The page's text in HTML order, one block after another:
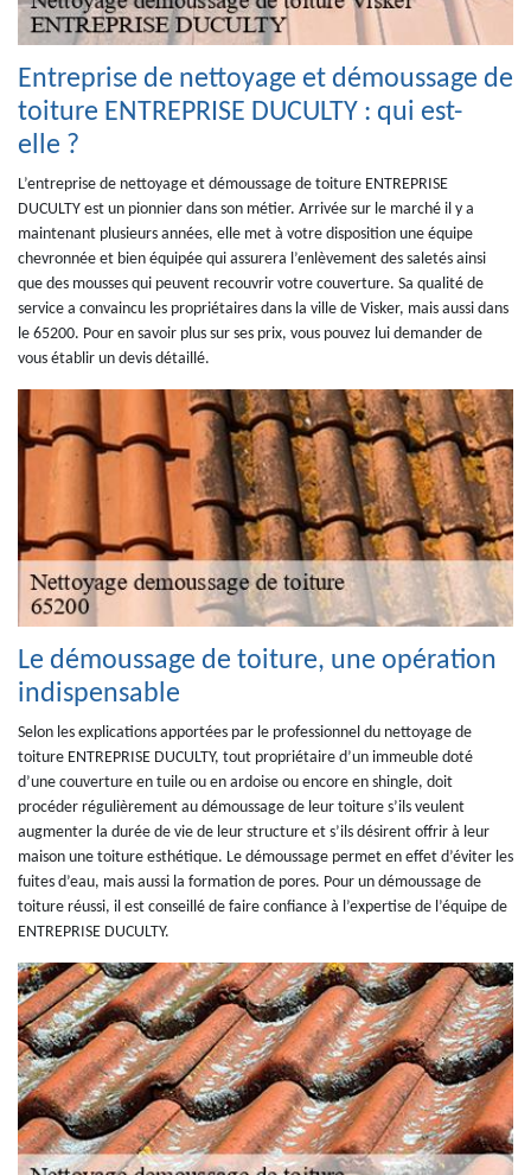
Entreprise de nettoyage et démoussage de
toiture ENTREPRISE DUCULTY : qui est-
elle ?
L’entreprise de nettoyage et démoussage de toiture ENTREPRISE
DUCULTY est un pionnier dans son métier. Arrivée sur le marché il y a
maintenant plusieurs années, elle met à votre disposition une équipe
chevronnée et bien équipée qui assurera l’enlèvement des saletés ainsi
que des mousses qui peuvent recouvrir votre couverture. Sa qualité de
service a convaincu les propriétaires dans la ville de Visker, mais aussi dans
le 65200. Pour en savoir plus sur ses prix, vous pouvez lui demander de
vous établir un devis détaillé.
Le démoussage de toiture, une opération
indispensable
Selon les explications apportées par le professionnel du nettoyage de
toiture ENTREPRISE DUCULTY, tout propriétaire d’un immeuble doté
d’une couverture en tuile ou en ardoise ou encore en shingle, doit
procéder régulièrement au démoussage de leur toiture s’ils veulent
augmenter la durée de vie de leur structure et s’ils désirent offrir à leur
maison une toiture esthétique. Le démoussage permet en effet d’éviter les
fuites d’eau, mais aussi la formation de pores. Pour un démoussage de
toiture réussi, il est conseillé de faire confiance à l’expertise de l’équipe de
ENTREPRISE DUCULTY.